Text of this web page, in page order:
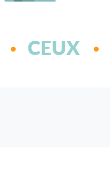
CEUX